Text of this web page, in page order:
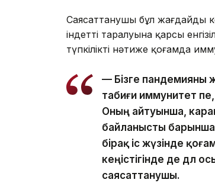
Саясаттанушы бұл жағдайды
індеттің таралуына қарсы
түпкілікті нәтиже қоғамда
— Бізге пандемияны
табиғи иммунитет
Оның айтуынша,
байланысты
бірақ іс жүзінде
кеңістігінде де дәл
саясаттанушы.